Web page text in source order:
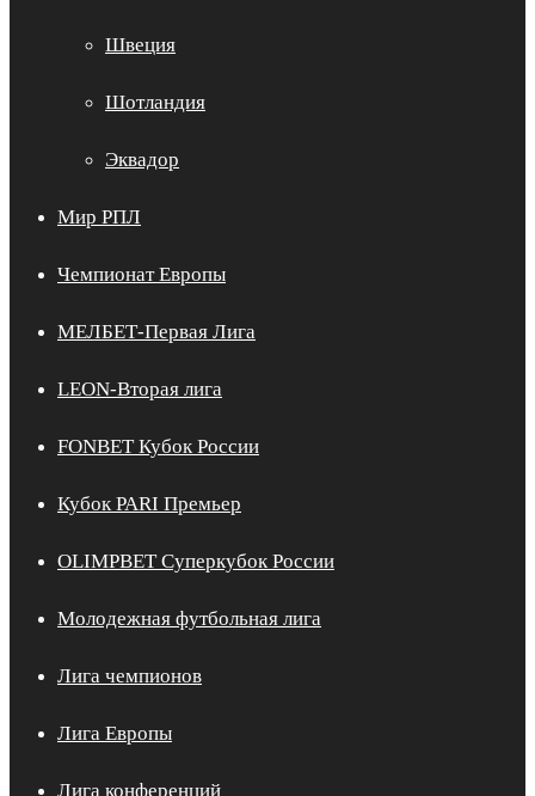
Швеция
Шотландия
Эквадор
Мир РПЛ
Чемпионат Европы
МЕЛБЕТ-Первая Лига
LEON-Вторая лига
FONBET Кубок России
Кубок PARI Премьер
OLIMPBET Суперкубок России
Молодежная футбольная лига
Лига чемпионов
Лига Европы
Лига конференций